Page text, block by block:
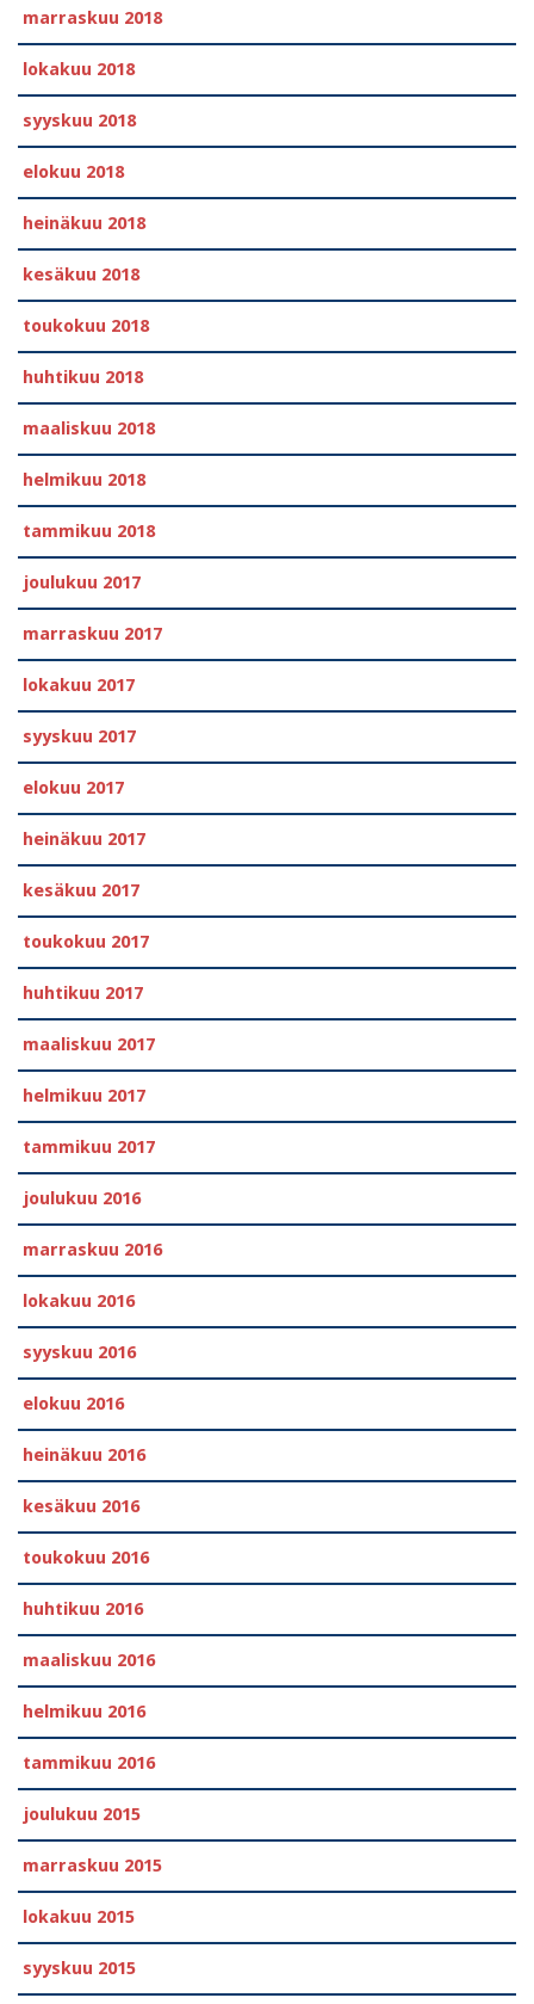
marraskuu 2018
lokakuu 2018
syyskuu 2018
elokuu 2018
heinäkuu 2018
kesäkuu 2018
toukokuu 2018
huhtikuu 2018
maaliskuu 2018
helmikuu 2018
tammikuu 2018
joulukuu 2017
marraskuu 2017
lokakuu 2017
syyskuu 2017
elokuu 2017
heinäkuu 2017
kesäkuu 2017
toukokuu 2017
huhtikuu 2017
maaliskuu 2017
helmikuu 2017
tammikuu 2017
joulukuu 2016
marraskuu 2016
lokakuu 2016
syyskuu 2016
elokuu 2016
heinäkuu 2016
kesäkuu 2016
toukokuu 2016
huhtikuu 2016
maaliskuu 2016
helmikuu 2016
tammikuu 2016
joulukuu 2015
marraskuu 2015
lokakuu 2015
syyskuu 2015